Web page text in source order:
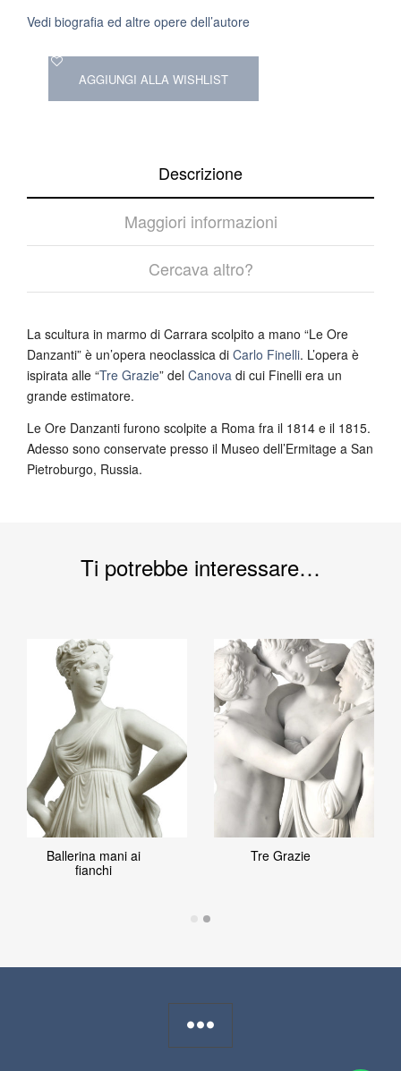
Vedi biografia ed altre opere dell’autore
AGGIUNGI ALLA WISHLIST
Descrizione
Maggiori informazioni
Cercava altro?
La scultura in marmo di Carrara scolpito a mano “Le Ore
Danzanti” è un’opera neoclassica di Carlo Finelli. L’opera è
ispirata alle “Tre Grazie” del Canova di cui Finelli era un
grande estimatore.
Le Ore Danzanti furono scolpite a Roma fra il 1814 e il 1815.
Adesso sono conservate presso il Museo dell’Ermitage a San
Pietroburgo, Russia.
Ti potrebbe interessare…
Ballerina mani ai
fianchi
Tre Grazie